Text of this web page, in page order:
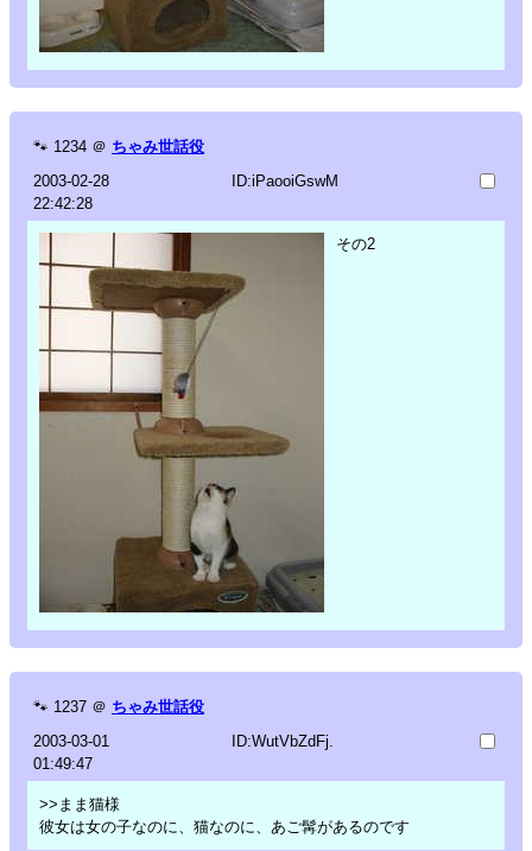
🐾 1234 ＠ ちゃみ世話役
2003-02-28
22:42:28
ID:iPaooiGswM
その2
🐾 1237 ＠ ちゃみ世話役
2003-03-01
01:49:47
ID:WutVbZdFj.
>>まま猫様
彼女は女の子なのに、猫なのに、あご髯があるのです